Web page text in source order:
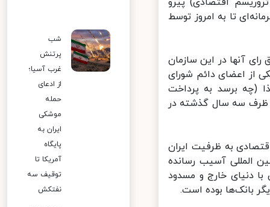
تا به امروز توسط
آنها در این سازمان
از اعضای دائم شورای
(چه برسد به پرداخت
ظرف سه سال گذشته در
به ظرفیت ایران
المللی آسیب رسانده
دنیای خارج و مسدود
بانک‌ها بوده است.
شب
پرتنش
غرب آسیا؛
از ادعای
حمله
موشکی
ایران به
پایگاه
آمریکا تا
توقیف سه
نفتکش